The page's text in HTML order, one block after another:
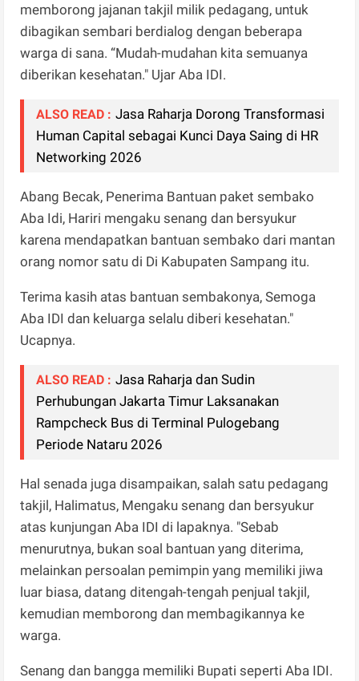
memborong jajanan takjil milik pedagang, untuk
dibagikan sembari berdialog dengan beberapa
warga di sana. “Mudah-mudahan kita semuanya
diberikan kesehatan." Ujar Aba IDI.
ALSO READ : Jasa Raharja Dorong Transformasi
Human Capital sebagai Kunci Daya Saing di HR
Networking 2026
Abang Becak, Penerima Bantuan paket sembako
Aba Idi, Hariri mengaku senang dan bersyukur
karena mendapatkan bantuan sembako dari mantan
orang nomor satu di Di Kabupaten Sampang itu.
Terima kasih atas bantuan sembakonya, Semoga
Aba IDI dan keluarga selalu diberi kesehatan."
Ucapnya.
ALSO READ : Jasa Raharja dan Sudin
Perhubungan Jakarta Timur Laksanakan
Rampcheck Bus di Terminal Pulogebang
Periode Nataru 2026
Hal senada juga disampaikan, salah satu pedagang
takjil, Halimatus, Mengaku senang dan bersyukur
atas kunjungan Aba IDI di lapaknya. "Sebab
menurutnya, bukan soal bantuan yang diterima,
melainkan persoalan pemimpin yang memiliki jiwa
luar biasa, datang ditengah-tengah penjual takjil,
kemudian memborong dan membagikannya ke
warga.
Senang dan bangga memiliki Bupati seperti Aba IDI.